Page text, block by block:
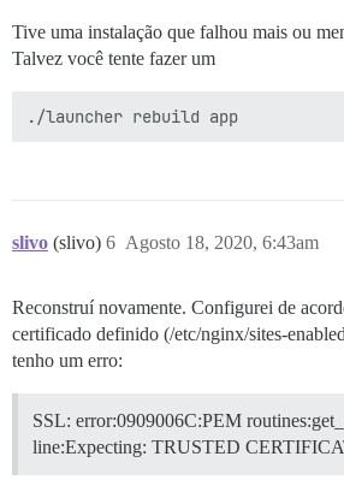
Tive uma instalação que falhou mais ou
Talvez você tente fazer um
slivo (slivo) Agosto 18, 2020, 6:43am
6
Reconstruí novamente. Configurei de
certificado definido (/etc/nginx/sites-
tenho um erro:
SSL: error:0909006C:PEM
line:Expecting: TRUSTED